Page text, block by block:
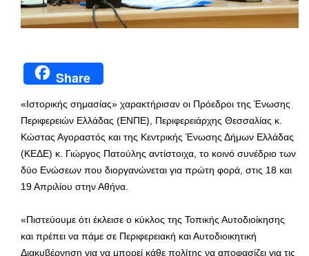
Share
«Ιστορικής σημασίας» χαρακτήρισαν οι Πρόεδροι της Ένωσης
Περιφερειών Ελλάδας (ΕΝΠΕ), Περιφερειάρχης Θεσσαλίας κ.
Κώστας Αγοραστός και της Κεντρικής Ένωσης Δήμων Ελλάδας
(ΚΕΔΕ) κ. Γιώργος Πατούλης αντίστοιχα, το κοινό συνέδριο των
δύο Ενώσεων που διοργανώνεται για πρώτη φορά, στις 18 και
19 Απριλίου στην Αθήνα.
«Πιστεύουμε ότι έκλεισε ο κύκλος της Τοπικής Αυτοδιοίκησης
και πρέπει να πάμε σε Περιφερειακή και Αυτοδιοικητική
Διακυβέρνηση για να μπορεί κάθε πολίτης να αποφασίζει για τις